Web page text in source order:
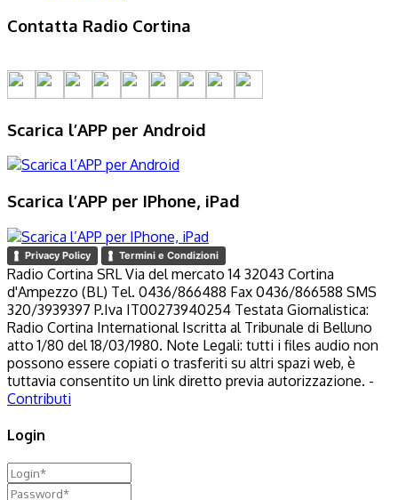
Contatta Radio Cortina
Scarica l’APP per Android
Scarica l’APP per IPhone, iPad
Privacy Policy Termini e Condizioni
Radio Cortina SRL Via del mercato 14 32043 Cortina
d'Ampezzo (BL) Tel. 0436/866488 Fax 0436/866588 SMS
320/3939397 P.Iva IT00273940254 Testata Giornalistica:
Radio Cortina International Iscritta al Tribunale di Belluno
atto 1/80 del 18/03/1980. Note Legali: tutti i files audio non
possono essere copiati o trasferiti su altri spazi web, è
tuttavia consentito un link diretto previa autorizzazione. -
Contributi
Login